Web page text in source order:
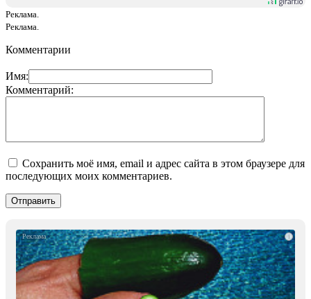
Реклама.
Реклама.
Комментарии
Имя:
Комментарий:
Сохранить моё имя, email и адрес сайта в этом браузере для
последующих моих комментариев.
i